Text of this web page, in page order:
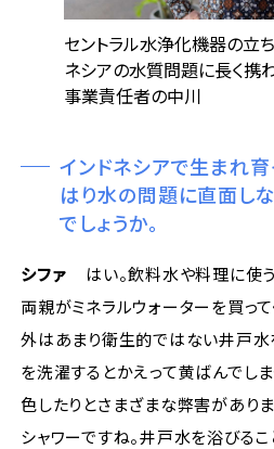
セントラル水浄化機器の立
ネシアの水質問題に長く携
事業責任者の中川
インドネシアで生まれ育
はり水の問題に直面し
でしょうか。
シファ
はい。飲料水や料理に使
両親がミネラルウォーターを買っ
外はあまり衛生的ではない井戸水
を洗濯するとかえって黄ばんでし
色したりとさまざまな弊害があり
シャワーですね。井戸水を浴びるこ